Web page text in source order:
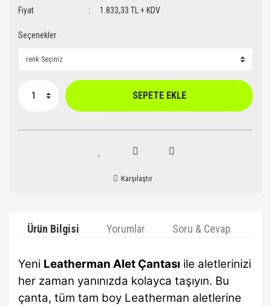
Fiyat
1.833,33 TL + KDV
Seçenekler
SEPETE EKLE
Karşılaştır
Ürün Bilgisi Yorumlar Soru & Cevap
Yeni Leatherman Alet Çantası ile aletlerinizi
her zaman yanınızda kolayca taşıyın. Bu
çanta, tüm tam boy Leatherman aletlerine